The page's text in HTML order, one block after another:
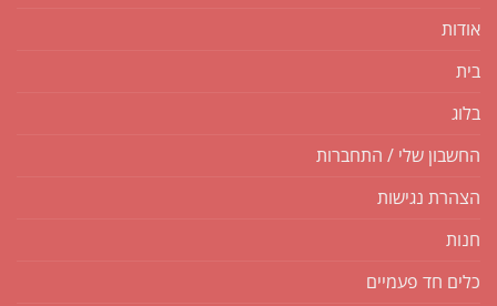
אודות
בית
בלוג
החשבון שלי / התחברות
הצהרת נגישות
חנות
כלים חד פעמיים